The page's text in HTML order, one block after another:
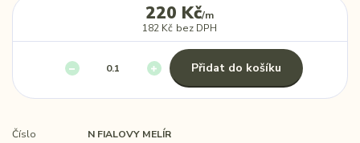
220 Kč/m
182 Kč bez DPH
Přidat do košíku
Číslo
N FIALOVY MELÍR